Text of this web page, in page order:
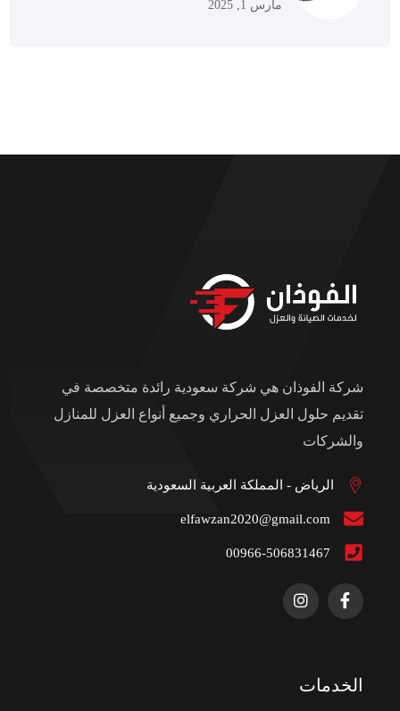
مارس 1, 2025
شركة الفوذان هي شركة سعودية رائدة متخصصة في
تقديم حلول العزل الحراري وجميع أنواع العزل للمنازل
والشركات
الرياض - المملكة العربية السعودية
elfawzan2020@gmail.com
00966-506831467
الخدمات